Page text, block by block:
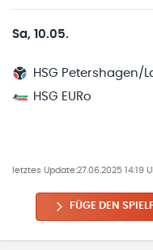
Sa, 10.05.
HSG Petershagen/
HSG EURo
letztes Update:27.06.2025 14:19
FÜGE DEN